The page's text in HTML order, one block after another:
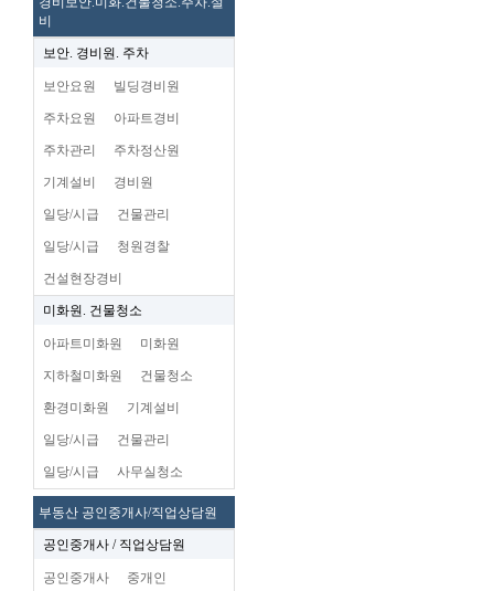
비
보안. 경비원. 주차
보안요원 빌딩경비원
주차요원 아파트경비
주차관리 주차정산원
기계설비 경비원
일당/시급 건물관리
일당/시급 청원경찰
건설현장경비
미화원. 건물청소
아파트미화원 미화원
지하철미화원 건물청소
환경미화원 기계설비
일당/시급 건물관리
일당/시급 사무실청소
부동산 공인중개사/직업상담원
공인중개사 / 직업상담원
공인중개사 중개인